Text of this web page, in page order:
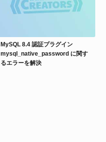
MySQL 8.4 認証プラグイン
mysql_native_password に関す
るエラーを解決